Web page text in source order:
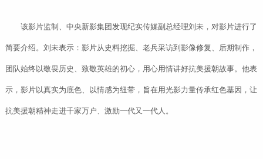
该影片监制、中央新影集团发现纪实传媒副总经理刘未，对影片进行了
简要介绍。刘未表示：影片从史料挖掘、老兵采访到影像修复、后期制作，
团队始终以敬畏历史、致敬英雄的初心，用心用情讲好抗美援朝故事。他表
示，影片以真实为底色、以情感为纽带，旨在用光影力量传承红色基因，让
抗美援朝精神走进千家万户、激励一代又一代人。